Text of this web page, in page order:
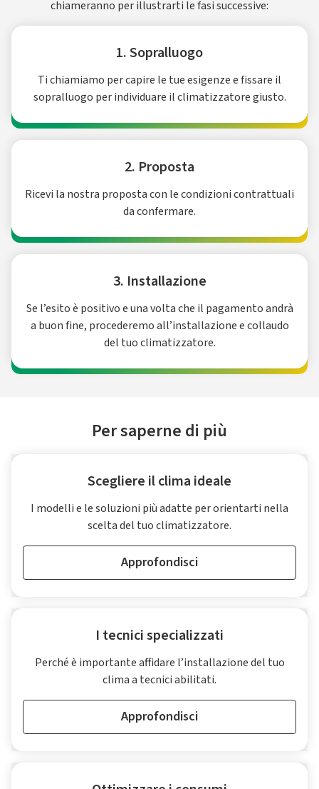
chiameranno per illustrarti le fasi successive:
1. Sopralluogo
Ti chiamiamo per capire le tue esigenze e fissare il
sopralluogo per individuare il climatizzatore giusto.
2. Proposta
Ricevi la nostra proposta con le condizioni contrattuali
da confermare.
3. Installazione
Se l’esito è positivo e una volta che il pagamento andrà
a buon fine, procederemo all’installazione e collaudo
del tuo climatizzatore.
Per saperne di più
Scegliere il clima ideale
I modelli e le soluzioni più adatte per orientarti nella
scelta del tuo climatizzatore.
Approfondisci
I tecnici specializzati
Perché è importante affidare l’installazione del tuo
clima a tecnici abilitati.
Approfondisci